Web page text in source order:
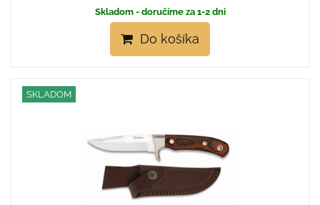
Skladom - doručíme za 1-2 dni
Do košíka
SKLADOM